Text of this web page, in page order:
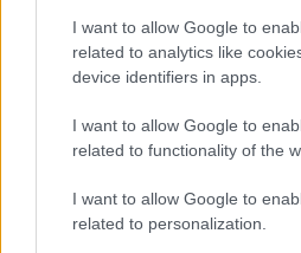
I want to allow Google to
related to analytics like
device identifiers in apps.
I want to allow Google to
related to functionality of the
I want to allow Google to
related to personalization.
kivételével már nem is lehet
(kényelmetlen) busz,
gyorsjárat, ha sikerül feljutni
Baja-Budapest, vasárnap:
(korábban 18:12-es, 18:30-
""sebes" vonat tönkretétele.
Kiskunhalas felé, átszállással.
utaztam, tele volt, még a ha a